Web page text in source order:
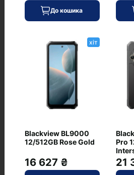
першим, залиште
Питання та відповіді
До кошика
хіт
Blackview BL9000
12/512GB Rose Gold
16 627 ₴
Pro
21